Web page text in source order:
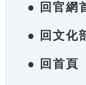
● 回官網
● 回文化
● 回首頁